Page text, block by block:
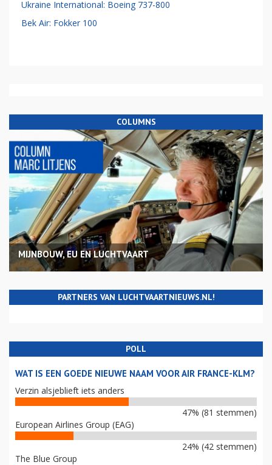
Ukraine International: Boeing 737-800
Bek Air: Fokker 100
COLUMNS
MIJNBOUW, EU EN LUCHTVAART
PARTNERS VAN LUCHTVAARTNIEUWS.NL!
POLL
WAT IS EEN GOEDE NIEUWE NAAM VOOR AIR FRANCE-KLM?
Verzin alsjeblieft iets anders
47% (81 stemmen)
European Airlines Group (EAG)
24% (42 stemmen)
The Blue Group